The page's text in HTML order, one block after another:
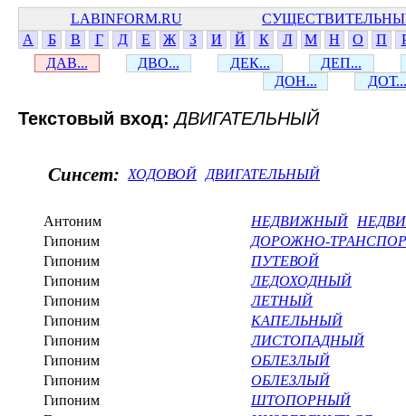
LABINFORM.RU
А
Б В Г Д Е Ж З И Й К Л М Н О П
ДАВ...
ДВО... ДЕК...
ДЕП...
ДОН...
ДОТ...
Текстовый вход:ДВИГАТЕЛЬНЫЙ
Синсет: ХОДОВОЙ ДВИГАТЕЛЬНЫЙ
Антоним НЕДВИЖНЫЙ
Гипоним
ДОРОЖНО-
Гипоним
ПУТЕВОЙ
Гипоним
ЛЕДОХОДНЫЙ
Гипоним
ЛЕТНЫЙ
Гипоним
КАПЕЛЬНЫЙ
Гипоним
ЛИСТОПАДНЫЙ
Гипоним
ОБЛЕЗЛЫЙ
Гипоним
ОБЛЕЗЛЫЙ
Гипоним
ШТОПОРНЫЙ